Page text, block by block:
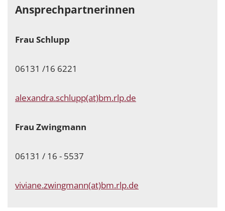
Ansprechpartnerinnen
Frau Schlupp
06131 /16 6221
alexandra.schlupp(at)bm.rlp.de
Frau Zwingmann
06131 / 16 - 5537
viviane.zwingmann(at)bm.rlp.de